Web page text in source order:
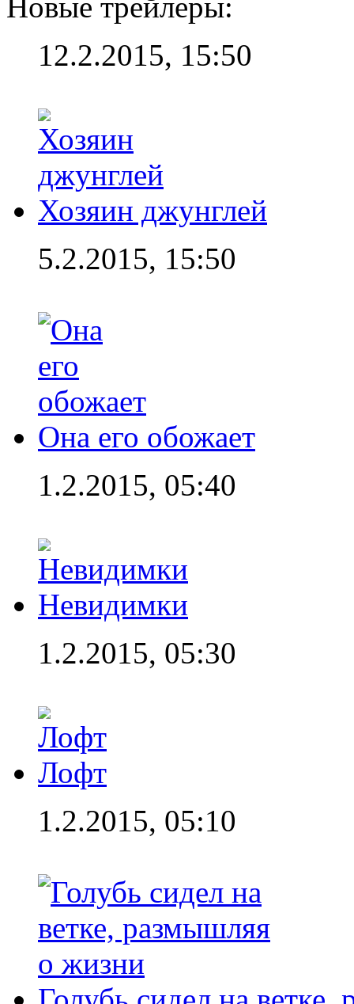
12.2.2015, 15:50
Хозяин джунглей
5.2.2015, 15:50
Она его обожает
1.2.2015, 05:40
Невидимки
1.2.2015, 05:30
Лофт
1.2.2015, 05:10